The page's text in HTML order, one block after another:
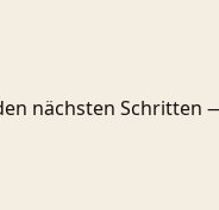
nächsten Schritten